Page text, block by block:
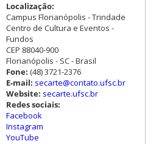
Localização:
Campus Florianópolis - Trindade
Centro de Cultura e Eventos -
Fundos
CEP 88040-900
Florianópolis - SC - Brasil
Fone: (48) 3721-2376
E-mail: secarte@contato.ufsc.br
Website: secarte.ufsc.br
Redes sociais:
Facebook
Instagram
YouTube